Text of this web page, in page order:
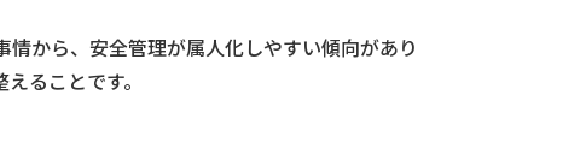
から、安全管理が属人化しやすい傾向があり
ることです。